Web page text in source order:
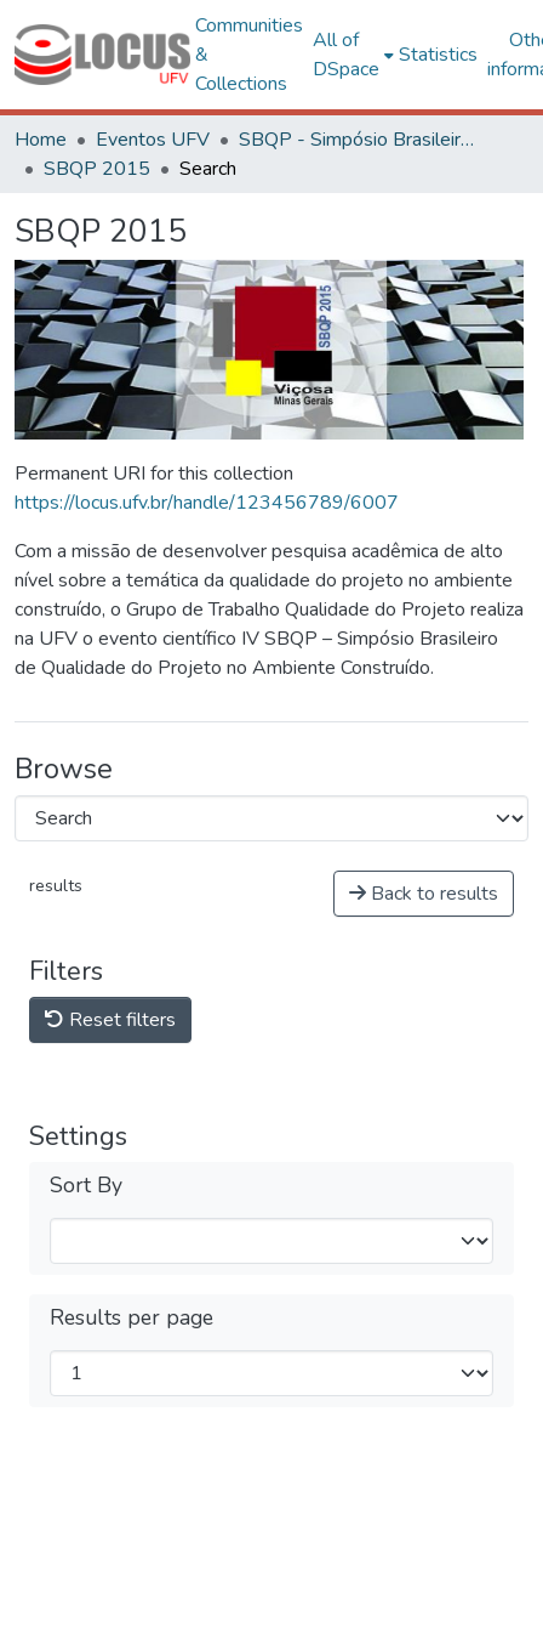
Communities
&
Collections
All of
DSpace
Statistics
Home Eventos UFV
SBQP - Simpósio Brasileiro de Qualidade do Projeto no Ambiente Construído
SBQP 2015
Search
SBQP 2015
Permanent URI for this collection
https://locus.ufv.br/handle/123456789/6007
Com a missão de desenvolver pesquisa acadêmica de alto
nível sobre a temática da qualidade do projeto no ambiente
construído, o Grupo de Trabalho Qualidade do Projeto realiza
na UFV o evento científico IV SBQP – Simpósio Brasileiro
de Qualidade do Projeto no Ambiente Construído.
Browse
results Back to results
Filters
Reset filters
Settings
Sort By
Results per page